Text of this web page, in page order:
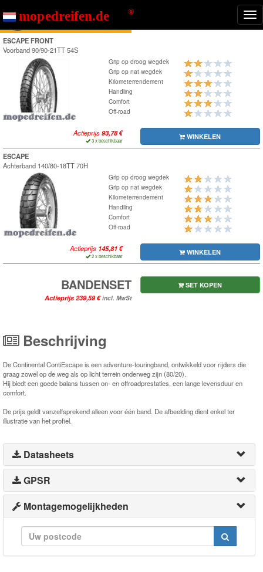
ESCAPE FRONT
Voorband90/90-21TT 54S
Grip op droog wegdek
Grip op nat wegdek
Kilometerrendement
Handling
Comfort
Off-road
Actieprijs
3 x beschikbaar WINKELEN
ESCAPE
Achterband 140/80-18TT 70H
Grip op droog wegdek
Grip op nat wegdek
Kilometerrendement
Handling
Comfort
Off-road
Actieprijs
2 x beschikbaar WINKELEN
BANDENSET
Actieprijs incl. MwSt
SET KOPEN
Beschrijving
De Continental ContiEscape is een adventure-touringband, ontwikkeld voor rijders die
graag zowel op de weg als op licht terrein onderweg zijn (80/20).
Hij biedt een goede balans tussen on- en offroadprestaties, een lange levensduur en
comfort.
De prijs geldt vanzelfsprekend alleen voor één band. De afbeelding dient enkel ter
illustratie van het profiel.
Datasheets
GPSR
Montagemogelijkheden